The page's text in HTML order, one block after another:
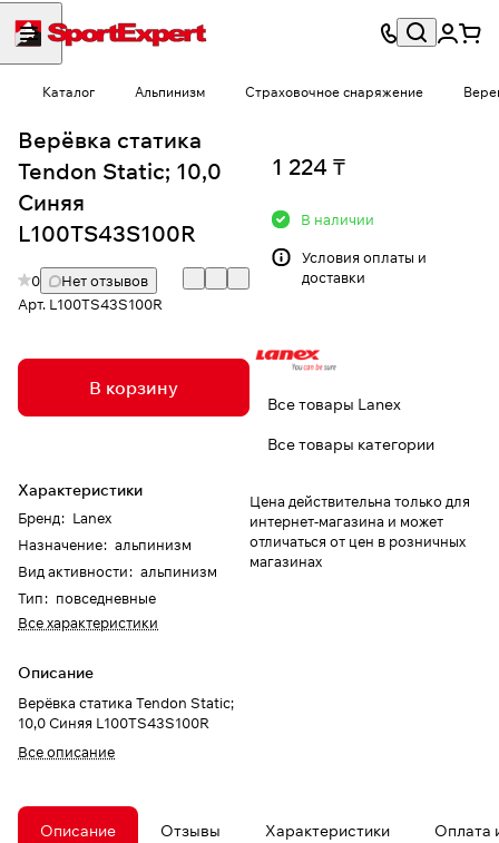
Каталог Альпинизм Страховочное снаряжение
Верёвка статика
Tendon Static; 10,0
Синяя
L100TS43S100R
0
Нет отзывов
Арт. L100TS43S100R
В корзину
Характеристики
Бренд: Lanex
Назначение: альпинизм
Вид активности: альпинизм
Тип: повседневные
Все характеристики
Описание
Верёвка статика Tendon Static;
10,0 Синяя L100TS43S100R
Все описание
1 224 ₸
В наличии
Условия оплаты и
доставки
Все товары Lanex
Все товары категории
Цена действительна только для
интернет-магазина и может
отличаться от цен в розничных
магазинах
Описание Отзывы Характеристики Оплата